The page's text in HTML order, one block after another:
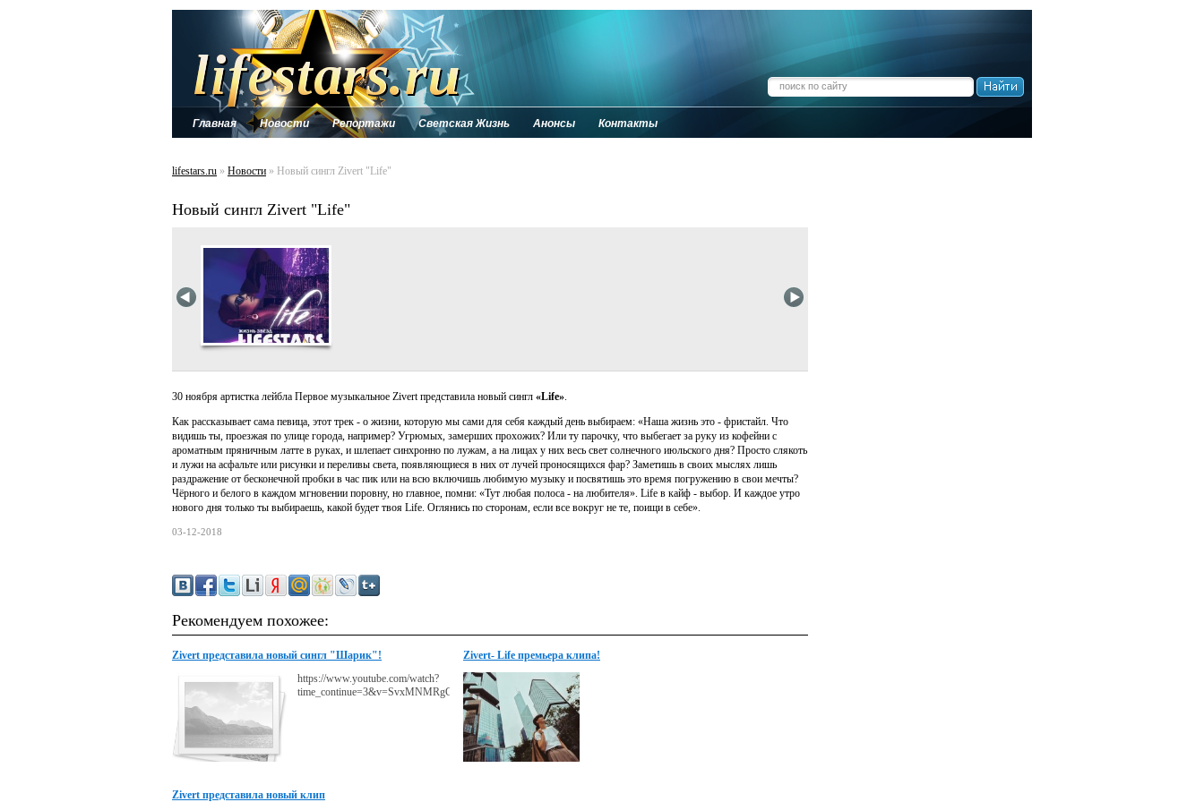
Главная Новости Репортажи Светская Жизнь Анонсы Контакты
lifestars.ru » Новости » Новый сингл Zivert "Life"
Новый сингл Zivert "Life"
30 ноября артистка лейбла Первое музыкальное Zivert представила новый сингл «Life».
Как рассказывает сама певица, этот трек - о жизни, которую мы сами для себя каждый день выбираем: «Наша жизнь это - фристайл. Что
видишь ты, проезжая по улице города, например? Угрюмых, замерших прохожих? Или ту парочку, что выбегает за руку из кофейни с
ароматным пряничным латте в руках, и шлепает синхронно по лужам, а на лицах у них весь свет солнечного июльского дня? Просто слякоть
и лужи на асфальте или рисунки и переливы света, появляющиеся в них от лучей проносящихся фар? Заметишь в своих мыслях лишь
раздражение от бесконечной пробки в час пик или на всю включишь любимую музыку и посвятишь это время погружению в свои мечты?
Чёрного и белого в каждом мгновении поровну, но главное, помни: «Тут любая полоса - на любителя». Life в кайф - выбор. И каждое утро
нового дня только ты выбираешь, какой будет твоя Life. Оглянись по сторонам, если все вокруг не те, поищи в себе».
03-12-2018
Рекомендуем похожее:
Zivert представила новый сингл "Шарик"!
https://www.youtube.com/watch?
time_continue=3&v=SvxMNMRgCik
Zivert- Life премьера клипа!
Zivert представила новый клип